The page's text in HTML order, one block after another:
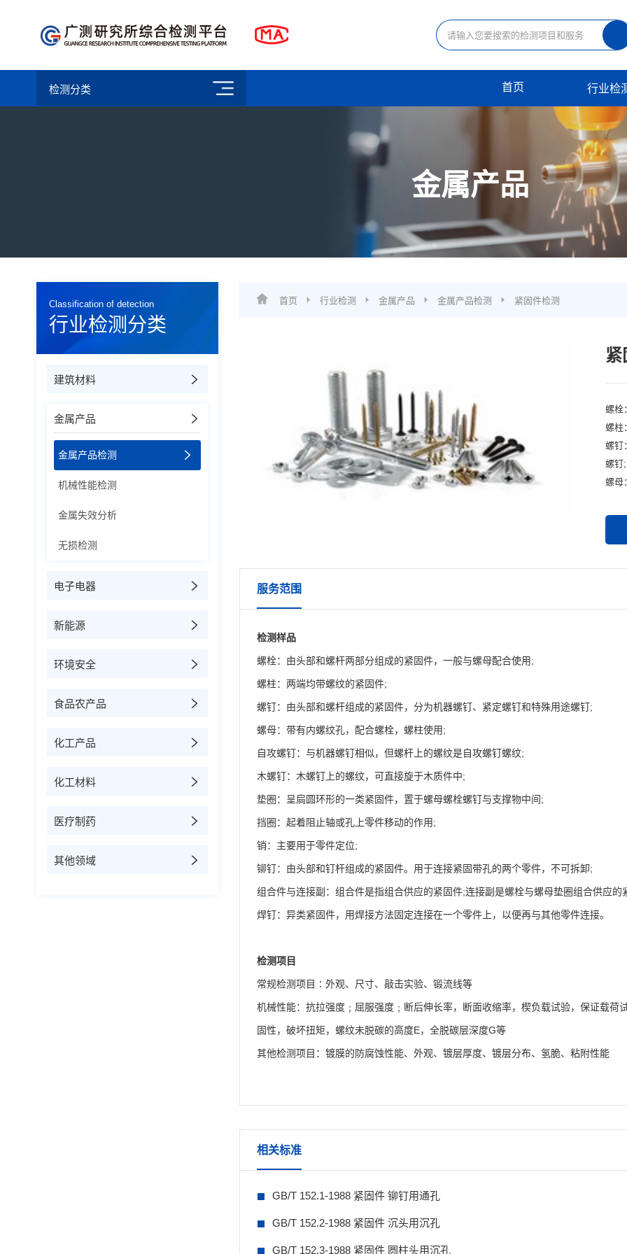
检测分类 首页 行业检
金属产品
Classification of detection
行业检测分类
建筑材料
金属产品
金属产品检测
机械性能检测
金属失效分析
无损检测
电子电器
新能源
环境安全
食品农产品
化工产品
化工材料
医疗制药
其他领域
首页 行业检测 金属产品 金属产品检测 紧固件检测
紧
螺栓
螺柱
螺钉
螺钉;
螺母
服务范围
检测样品
螺栓：由头部和螺杆两部分组成的紧固件，一般与螺母配合使用;
螺柱：两端均带螺纹的紧固件;
螺钉：由头部和螺杆组成的紧固件，分为机器螺钉、紧定螺钉和特殊用途螺钉;
螺母：带有内螺纹孔，配合螺栓，螺柱使用;
自攻螺钉：与机器螺钉相似，但螺杆上的螺纹是自攻螺钉螺纹;
木螺钉：木螺钉上的螺纹，可直接旋于木质件中;
垫圈：呈扃圆环形的一类紧固件，置于螺母螺栓螺钉与支撑物中间;
挡圈：起着阻止轴或孔上零件移动的作用;
销：主要用于零件定位;
铆钉：由头部和钉杆组成的紧固件。用于连接紧固带孔的两个零件，不可拆卸;
组合件与连接副：组合件是指组合供应的紧固件;连接副是螺栓与螺母垫圈组合供应的
焊钉：异类紧固件，用焊接方法固定连接在一个零件上，以便再与其他零件连接。
检测项目
常规检测项目∶外观、尺寸、敲击实验、锻流线等
机械性能：抗拉强度﹔屈服强度﹔断后伸长率，断面收缩率，楔负载试验，保证载
固性，破坏扭矩，螺纹未脱碳的高度E，全脱碳层深度G等
其他检测项目：镀膜的防腐蚀性能、外观、镀层厚度、镀层分布、氢脆、粘附性能
相关标准
GB/T 152.1-1988 紧固件 铆钉用通孔
GB/T 152.2-1988 紧固件 沉头用沉孔
GB/T 152.3-1988 紧固件 圆柱头用沉孔